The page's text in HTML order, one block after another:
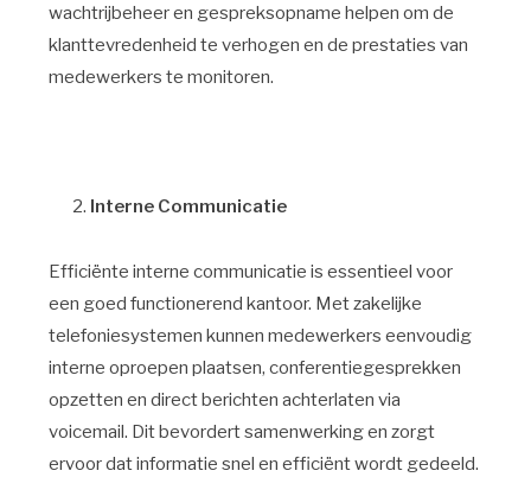
wachtrijbeheer en gespreksopname helpen om de
klanttevredenheid te verhogen en de prestaties van
medewerkers te monitoren.
Interne Communicatie
Efficiënte interne communicatie is essentieel voor
een goed functionerend kantoor. Met zakelijke
telefoniesystemen kunnen medewerkers eenvoudig
interne oproepen plaatsen, conferentiegesprekken
opzetten en direct berichten achterlaten via
voicemail. Dit bevordert samenwerking en zorgt
ervoor dat informatie snel en efficiënt wordt gedeeld.